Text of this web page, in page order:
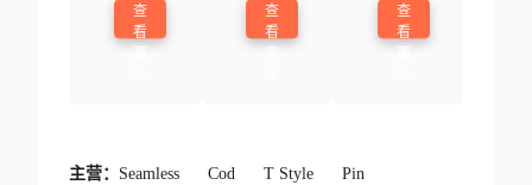
查
看
查
看
查
看
主营： Seamless Cod T Style
Pin